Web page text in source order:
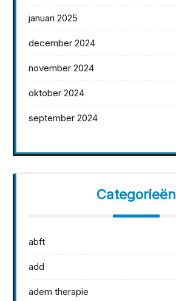
januari 2025
december 2024
november 2024
oktober 2024
september 2024
Categorieën
abft
add
adem therapie